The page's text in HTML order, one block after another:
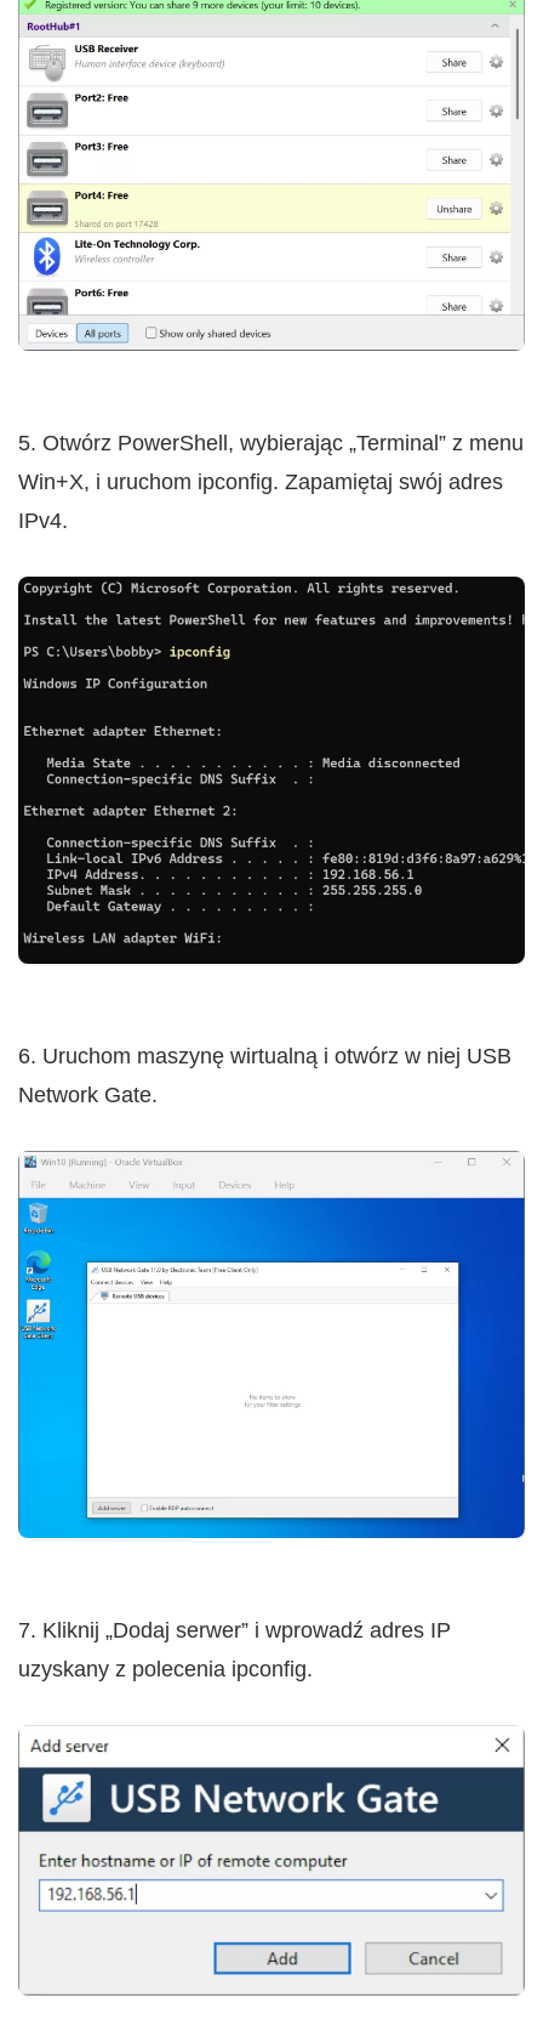
5. Otwórz PowerShell, wybierając „Terminal” z menu
Win+X, i uruchom ipconfig. Zapamiętaj swój adres
IPv4.
6. Uruchom maszynę wirtualną i otwórz w niej USB
Network Gate.
7. Kliknij „Dodaj serwer” i wprowadź adres IP
uzyskany z polecenia ipconfig.